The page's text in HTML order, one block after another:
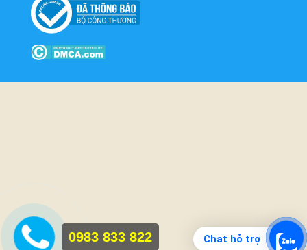
0983 833 822 Chat hỗ trợ